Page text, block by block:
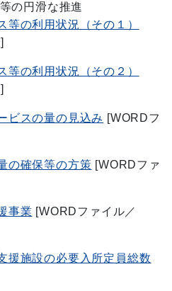
円滑な推進
の利用状況（その１）
等の利用状況（その２）
ビスの量の見込み [WORDフ
の確保等の方策 [WORDファ
事業 [WORDファイル／
援施設の必要入所定員総数